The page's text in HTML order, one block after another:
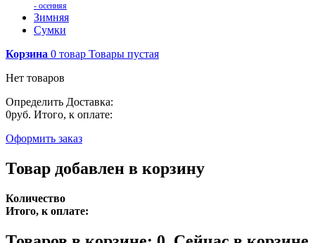
- осенняя
Зимняя
Сумки
Корзина 0 товар Товары пустая
Нет товаров
Определить Доставка:
0руб. Итого, к оплате:
Оформить заказ
Товар добавлен в корзину
Количество
Итого, к оплате: